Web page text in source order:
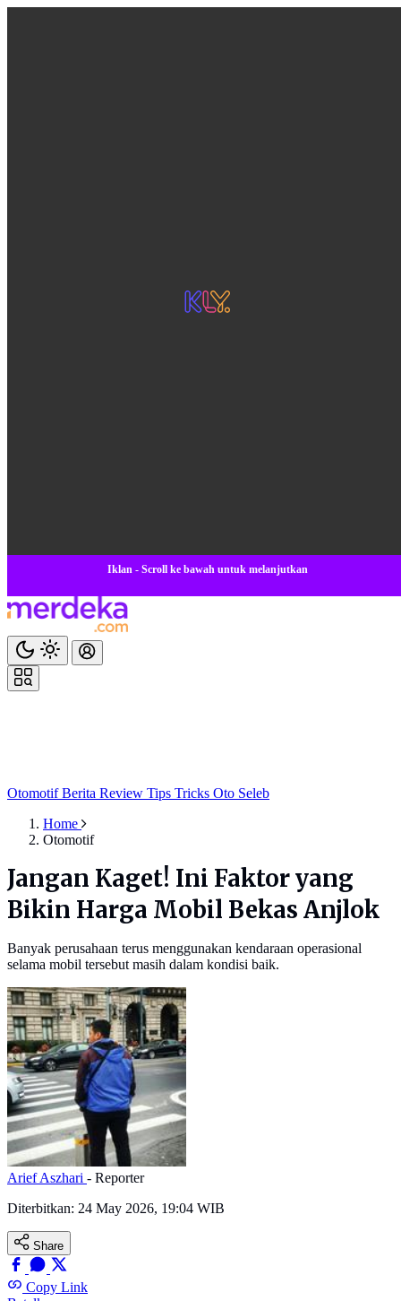
Iklan - Scroll ke bawah untuk melanjutkan
OtomotifBerita Review Tips Tricks Oto Seleb
Home
Otomotif
Jangan Kaget! Ini Faktor yang
Bikin Harga Mobil Bekas Anjlok
Banyak perusahaan terus menggunakan kendaraan operasional
selama mobil tersebut masih dalam kondisi baik.
Arief Aszhari - Reporter
Diterbitkan: 24 May 2026, 19:04 WIB
Share
Copy Link